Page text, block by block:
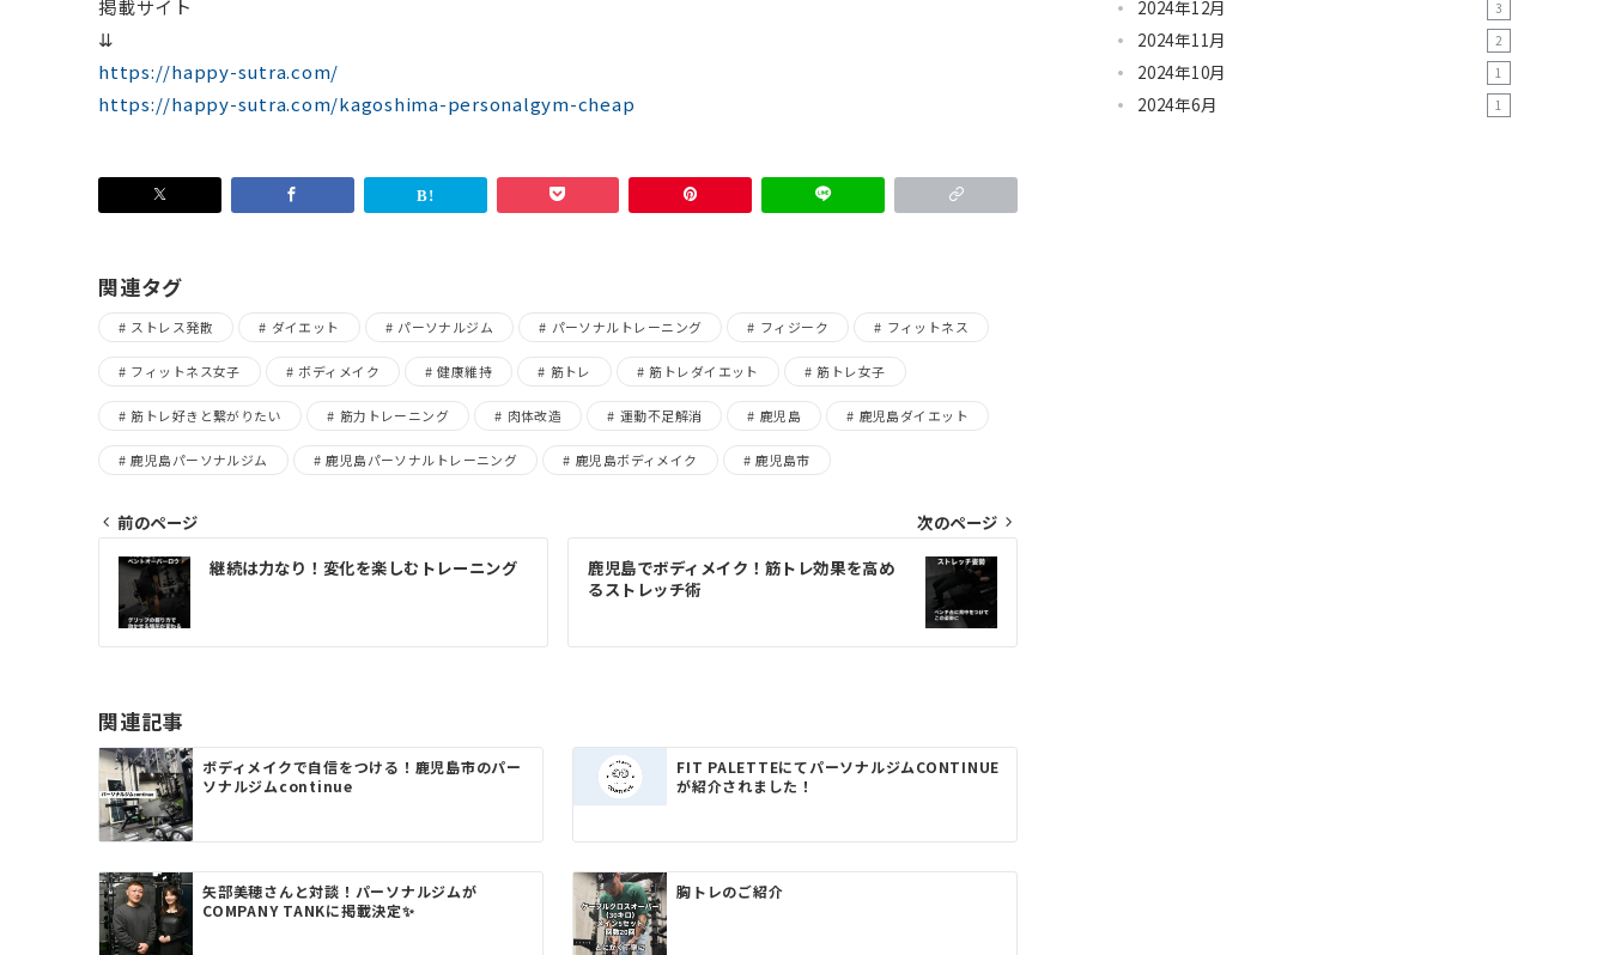
掲載サイト
⇊
https://happy-sutra.com/
https://happy-sutra.com/kagoshima-personalgym-cheap
関連タグ
ストレス発散 ダイエット パーソナルジム パーソナルトレーニング フィジーク フィットネス
フィットネス女子 ボディメイク 健康維持 筋トレ 筋トレダイエット 筋トレ女子
筋トレ好きと繋がりたい 筋力トレーニング 肉体改造 運動不足解消 鹿児島 鹿児島ダイエット
鹿児島パーソナルジム 鹿児島パーソナルトレーニング 鹿児島ボディメイク 鹿児島市
投
ナ
ゲ
ー
シ
ョ
前のページ
継続は力なり！変化を楽しむトレーニング
次のページ
鹿児島でボディメイク！筋トレ効果を高め
るストレッチ術
関連記事
ボディメイクで自信をつける！鹿児島市のパー
ソナルジムcontinue
FIT PALETTEにてパーソナルジムCONTINUE
が紹介されました！
矢部美穂さんと対談！パーソナルジムが
COMPANY TANKに掲載決定✨
胸トレのご紹介
2024年12月 3
2024年11月 2
2024年10月 1
2024年6月 1